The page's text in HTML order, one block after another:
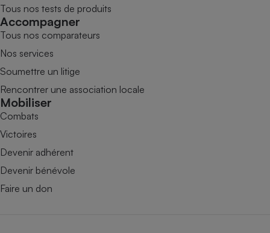
Tous nos tests de produits
Accompagner
Tous nos comparateurs
Nos services
Soumettre un litige
Rencontrer une association locale
Mobiliser
Combats
Victoires
Devenir adhérent
Devenir bénévole
Faire un don